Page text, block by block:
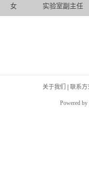
女 实验室副主任
关于我们 联系方
Powered by